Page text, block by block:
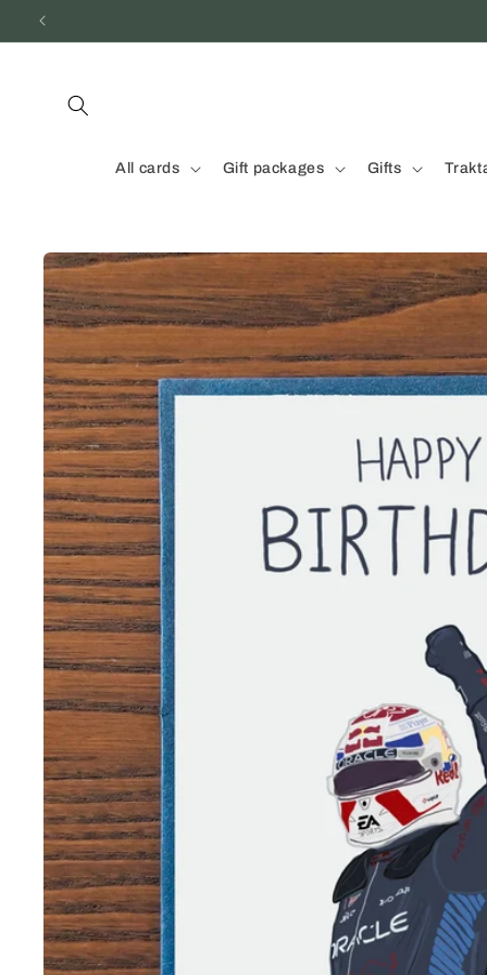
Skip to
All cards Gift packages Gifts
Skip to
product
information